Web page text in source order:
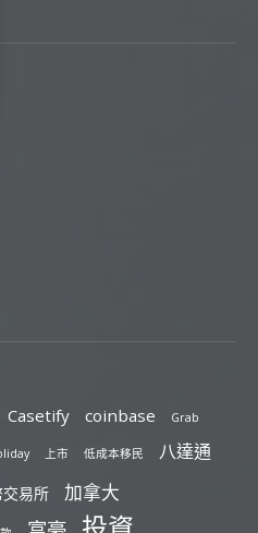
Casetify coinbase Grab
上市 低成本移民 八達通
易所 加拿大